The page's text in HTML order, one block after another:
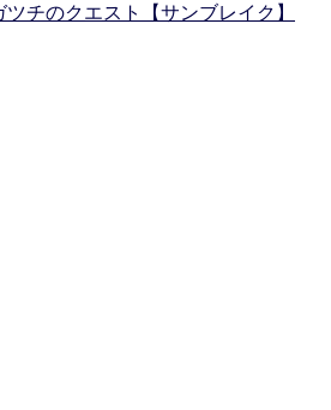
チのクエスト【サンブレイク】